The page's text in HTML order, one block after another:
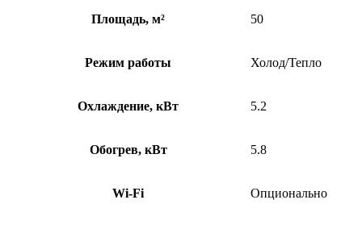
Площадь, м² 50
Режим работы Холод/Тепло
Охлаждение, кВт 5.2
Обогрев, кВт 5.8
Wi-Fi Опционально